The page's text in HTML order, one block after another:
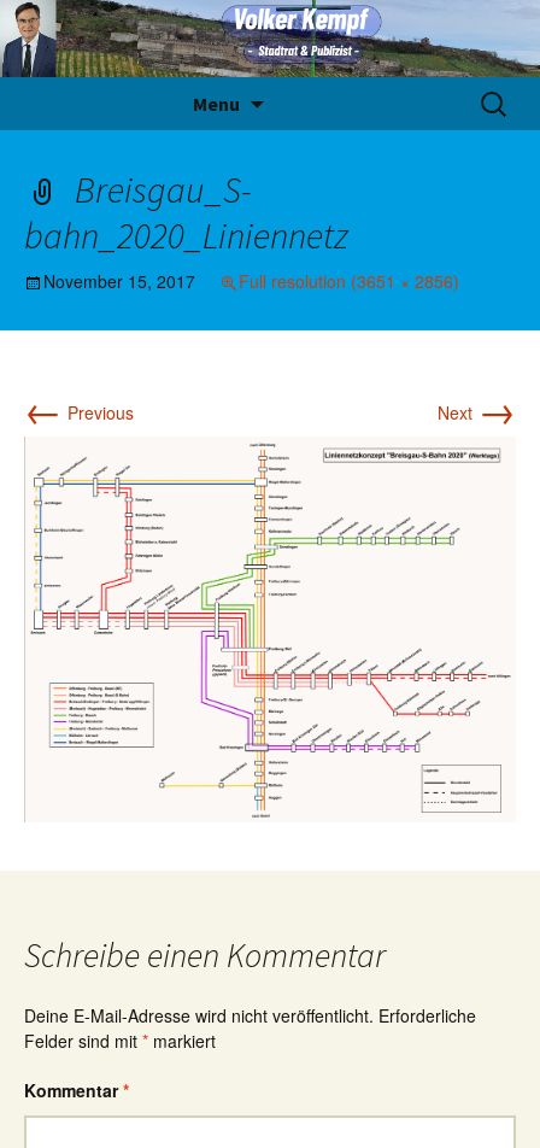
Menu
Suche
nach:
Breisgau_S-
bahn_2020_Liniennetz
November 15, 2017 Full resolution (3651 × 2856)
← Previous Next →
Schreibe einen Kommentar
Deine E-Mail-Adresse wird nicht veröffentlicht. Erforderliche
Felder sind mit * markiert
Kommentar*